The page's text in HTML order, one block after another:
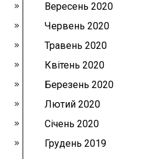
Вересень 2020
Червень 2020
Травень 2020
Квітень 2020
Березень 2020
Лютий 2020
Січень 2020
Грудень 2019